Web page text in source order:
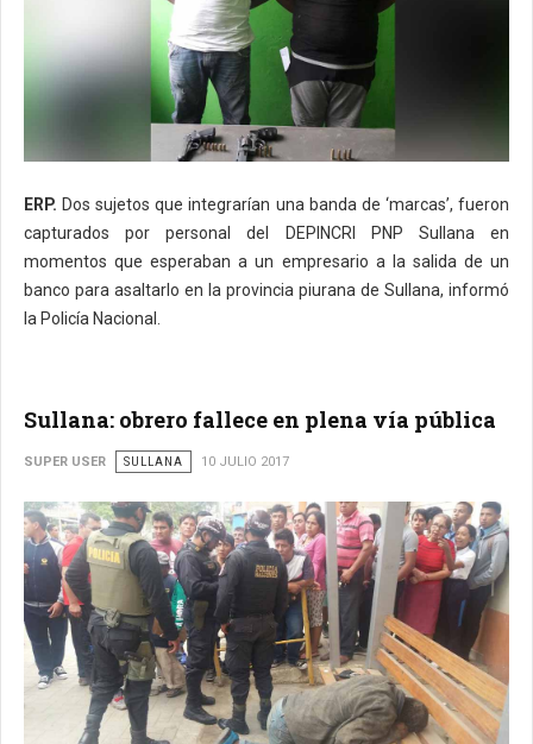
ERP. Dos sujetos que integrarían una banda de ‘marcas’, fueron
capturados por personal del DEPINCRI PNP Sullana en
momentos que esperaban a un empresario a la salida de un
banco para asaltarlo en la provincia piurana de Sullana, informó
la Policía Nacional.
Sullana: obrero fallece en plena vía pública
SUPER USER SULLANA 10 JULIO 2017